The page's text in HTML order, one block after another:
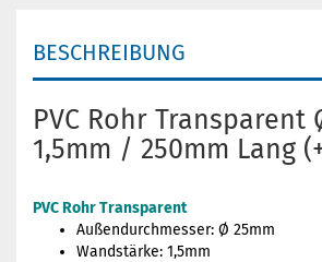
BESCHREIBUNG
PVC Rohr Transparent
1,5mm / 250mm Lang
PVC Rohr Transparent
Außendurchmesser: Ø 25mm
Wandstärke: 1,5mm